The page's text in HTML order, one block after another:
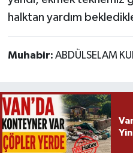
halktan yardım
Muhabir: ABDÜLSELAM